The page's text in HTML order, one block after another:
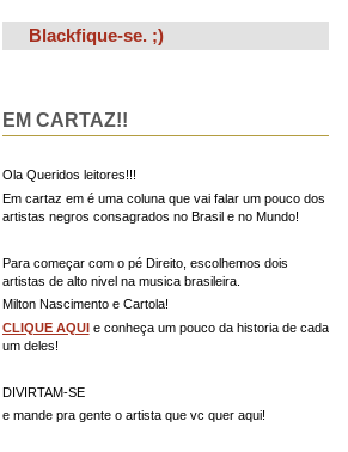
Blackfique-se. ;)
EM CARTAZ!!
Ola Queridos leitores!!!
Em cartaz em é uma coluna que vai falar um pouco dos
artistas negros consagrados no Brasil e no Mundo!
Para começar com o pé Direito, escolhemos dois
artistas de alto nivel na musica brasileira.
Milton Nascimento e Cartola!
CLIQUE AQUIe conheça um pouco da historia de cada
um deles!
DIVIRTAM-SE
e mande pra gente o artista que vc quer aqui!